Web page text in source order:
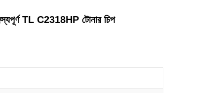
TL C2318HP টোনার চিপ